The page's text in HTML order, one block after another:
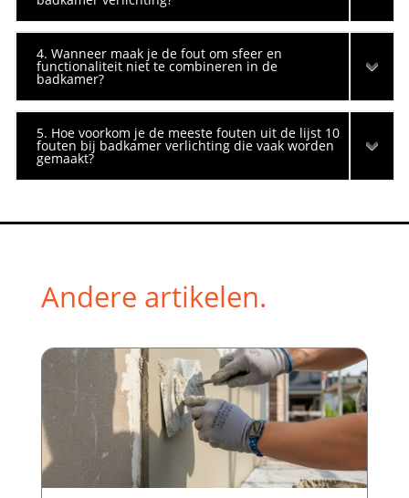
4. Wanneer maak je de fout om sfeer en
functionaliteit niet te combineren in de
badkamer?
5. Hoe voorkom je de meeste fouten uit de lijst 10
fouten bij badkamer verlichting die vaak worden
gemaakt?
Andere artikelen.